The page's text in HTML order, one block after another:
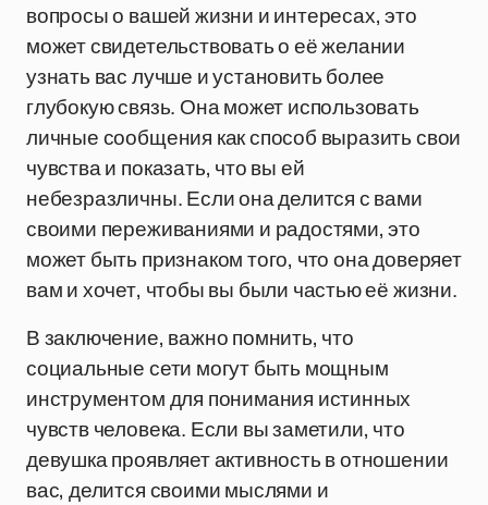
вопросы о вашей жизни и интересах, это
может свидетельствовать о её желании
узнать вас лучше и установить более
глубокую связь. Она может использовать
личные сообщения как способ выразить свои
чувства и показать, что вы ей
небезразличны. Если она делится с вами
своими переживаниями и радостями, это
может быть признаком того, что она доверяет
вам и хочет, чтобы вы были частью её жизни.
В заключение, важно помнить, что
социальные сети могут быть мощным
инструментом для понимания истинных
чувств человека. Если вы заметили, что
девушка проявляет активность в отношении
вас, делится своими мыслями и